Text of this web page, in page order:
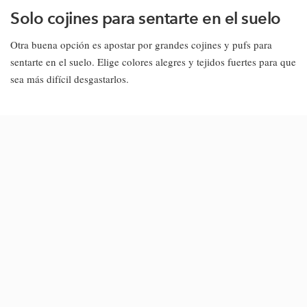
Solo cojines para sentarte en el suelo
Otra buena opción es apostar por grandes cojines y pufs para
sentarte en el suelo. Elige colores alegres y tejidos fuertes para que
sea más difícil desgastarlos.